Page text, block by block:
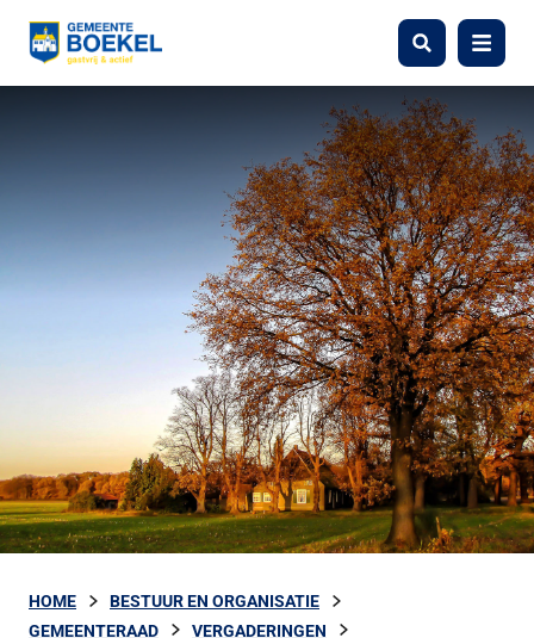
Zoeken Menu
HOME
BESTUUR EN ORGANISATIE
GEMEENTERAAD
VERGADERINGEN